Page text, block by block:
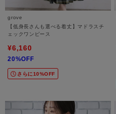
grove
【低身長さんも選べる着丈】マドラスチ
ェックワンピース
¥6,160
20%OFF
さらに10%OFF